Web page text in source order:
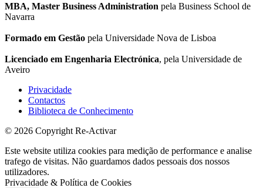
MBA, Master Business Administration pela Business School de
Navarra
Formado em Gestão pela Universidade Nova de Lisboa
Licenciado em Engenharia Electrónica, pela Universidade de
Aveiro
Privacidade
Contactos
Biblioteca de Conhecimento
© 2026 Copyright Re-Activar
Este website utiliza cookies para medição de performance e analise
trafego de visitas. Não guardamos dados pessoais dos nossos
utilizadores.
Privacidade & Política de Cookies